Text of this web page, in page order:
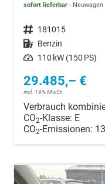
sofort lieferbar Neuwagen
Fahrzeugnr. 181015
Kraftstoff Benzin
Leistung 110 kW (150 PS)
29.485,– €
incl. 19% MwSt.
Verbrauch
CO2-Klasse: E
CO2-Emissionen: